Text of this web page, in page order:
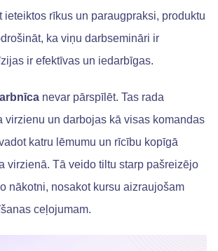
ieteiktos rīkus un paraugpraksi, produktu
ka viņu darbsemināri ir
ir efektīvas un iedarbīgas.
nevar pārspīlēt. Tas rada
virzienu un darbojas kā visas komandas
katru lēmumu un rīcību kopīgā
virzienā. Tā veido tiltu starp pašreizējo
nākotni, nosakot kursu aizraujošam
ceļojumam.